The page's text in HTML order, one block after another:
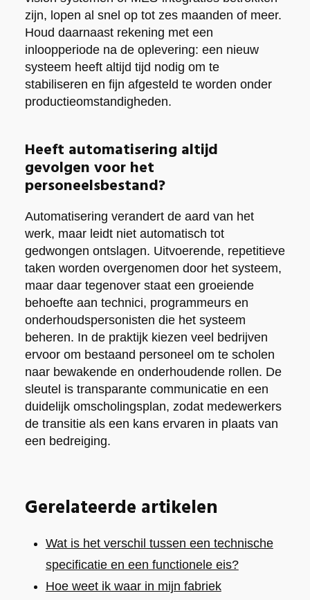
zijn, lopen al snel op tot zes maanden of meer.
Houd daarnaast rekening met een
inloopperiode na de oplevering: een nieuw
systeem heeft altijd tijd nodig om te
stabiliseren en fijn afgesteld te worden onder
productieomstandigheden.
Heeft automatisering altijd
gevolgen voor het
personeelsbestand?
Automatisering verandert de aard van het
werk, maar leidt niet automatisch tot
gedwongen ontslagen. Uitvoerende, repetitieve
taken worden overgenomen door het systeem,
maar daar tegenover staat een groeiende
behoefte aan technici, programmeurs en
onderhoudspersonisten die het systeem
beheren. In de praktijk kiezen veel bedrijven
ervoor om bestaand personeel om te scholen
naar bewakende en onderhoudende rollen. De
sleutel is transparante communicatie en een
duidelijk omscholingsplan, zodat medewerkers
de transitie als een kans ervaren in plaats van
een bedreiging.
Gerelateerde artikelen
Wat is het verschil tussen een technische
specificatie en een functionele eis?
Hoe weet ik waar in mijn fabriek